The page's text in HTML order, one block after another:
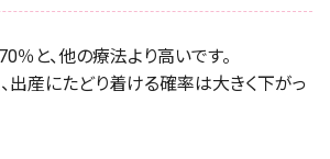
と、他の療法より高いです。
出産にたどり着ける確率は大きく下がっ